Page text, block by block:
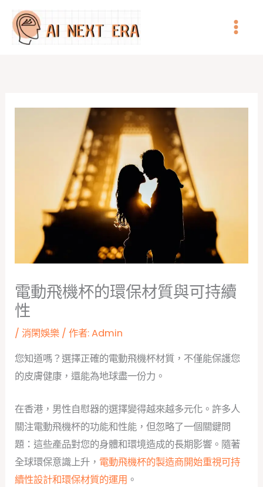
電動飛機杯的環保材質與可持續
性
/消閑娛樂 / 作者:Admin
您知道嗎？選擇正確的電動飛機杯材質，不僅能保護您
的皮膚健康，還能為地球盡一份力。
在香港，男性自慰器的選擇變得越來越多元化。許多人
關注電動飛機杯的功能和性能，但忽略了一個關鍵問
題：這些產品對您的身體和環境造成的長期影響。隨著
全球環保意識上升， 電動飛機杯的製造商開始重視可持
續性設計和環保材質的運用 。